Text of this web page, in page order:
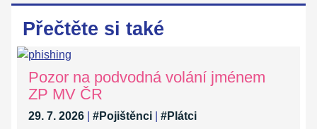
Přečtěte si také
Pozor na podvodná volání jménem
ZP MV ČR
29. 7. 2026 #Pojištěnci
#Plátci